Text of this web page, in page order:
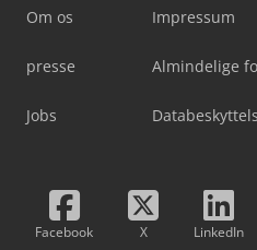
Om os
presse
Jobs
Impressum
Almindelige
Facebook X LinkedIn